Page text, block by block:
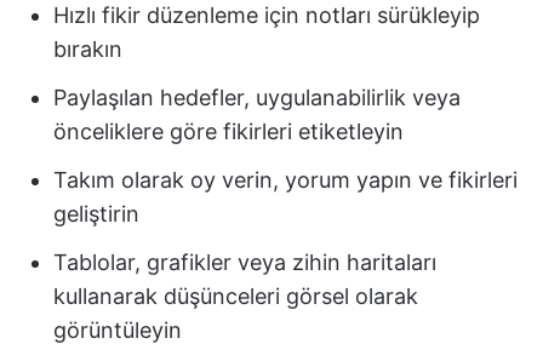
Hızlı fikir düzenleme için notları sürükleyip
bırakın
Paylaşılan hedefler, uygulanabilirlik veya
önceliklere göre fikirleri etiketleyin
Takım olarak oy verin, yorum yapın ve fikirleri
geliştirin
Tablolar, grafikler veya zihin haritaları
kullanarak düşünceleri görsel olarak
görüntüleyin